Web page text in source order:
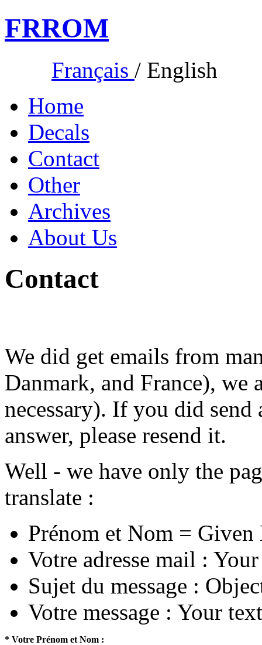
FRROM
Français / English
Home
Decals
Contact
Other
Archives
About Us
Contact
We did get emails from
Danmark, and France), we
necessary). If you did
answer, please resend it.
Well - we have only the
translate :
Prénom et Nom =
Votre adresse mail :
Sujet du message :
Votre message : Your text
* Votre Prénom et Nom :